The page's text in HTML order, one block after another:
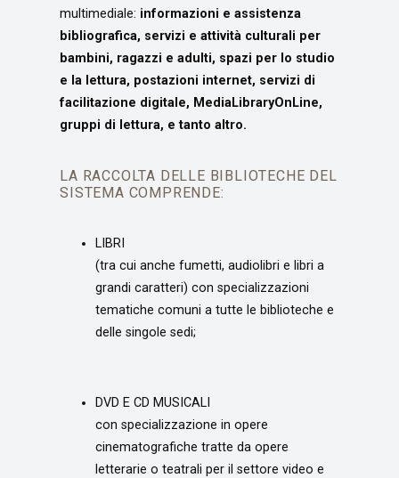
multimediale: informazioni e assistenza
bibliografica, servizi e attività culturali per
bambini, ragazzi e adulti, spazi per lo studio
e la lettura, postazioni internet, servizi di
facilitazione digitale, MediaLibraryOnLine,
gruppi di lettura, e tanto altro.
LA RACCOLTA DELLE BIBLIOTECHE DEL
SISTEMA COMPRENDE:
LIBRI
(tra cui anche fumetti, audiolibri e libri a
grandi caratteri) con specializzazioni
tematiche comuni a tutte le biblioteche e
delle singole sedi;
DVD E CD MUSICALI
con specializzazione in opere
cinematografiche tratte da opere
letterarie o teatrali per il settore video e